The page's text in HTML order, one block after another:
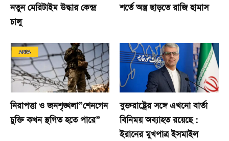
নতুন মেরিটাইম উদ্ধার কেন্দ্র
চালু
শর্তে অস্ত্র ছাড়তে রাজি হামাস
নিরাপত্তা ও জনশৃঙ্খলা”শেনগেন
চুক্তি কখন স্থগিত হতে পারে”
যুক্তরাষ্ট্রের সঙ্গে এখনো বার্তা
বিনিময় অব্যাহত রয়েছে :
ইরানের মুখপাত্র ইসমাইল